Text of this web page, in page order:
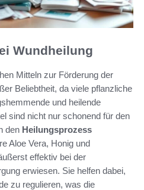
Wundheilung
Mitteln zur Förderung der
Beliebtheit, da viele pflanzliche
und heilende
sind nicht nur schonend für den
den Heilungsprozess
Aloe Vera, Honig und
effektiv bei der
erwiesen. Sie helfen dabei,
zu regulieren, was die